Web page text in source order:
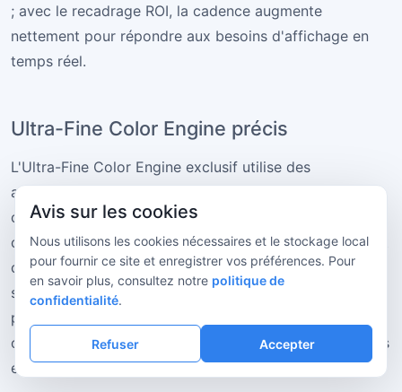
; avec le recadrage ROI, la cadence augmente
nettement pour répondre aux besoins d'affichage en
temps réel.
Ultra-Fine Color Engine précis
L'Ultra-Fine Color Engine exclusif utilise des
algorithmes avancés pour restituer précisément les
couleurs réelles et maintenir une forte cohérence
colorimétrique. Même les nuances les plus subtiles sont
clairement différenciées, ce qui augmente la valeur
scientifique de l'observation. La caméra convient donc
particulièrement aux applications comme la pathologie
ou l'analyse des matériaux, où la précision des couleurs
est indispensable.
Avis sur les cookies
Nous utilisons les cookies nécessaires et le stockage local
pour fournir ce site et enregistrer vos préférences. Pour
en savoir plus, consultez notre politique de
confidentialité.
Refuser Accepter